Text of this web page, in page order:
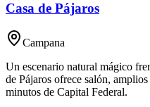
Casa de Pájaros
Campana
Un escenario natural mágico
de Pájaros ofrece salón,
minutos de Capital Federal.